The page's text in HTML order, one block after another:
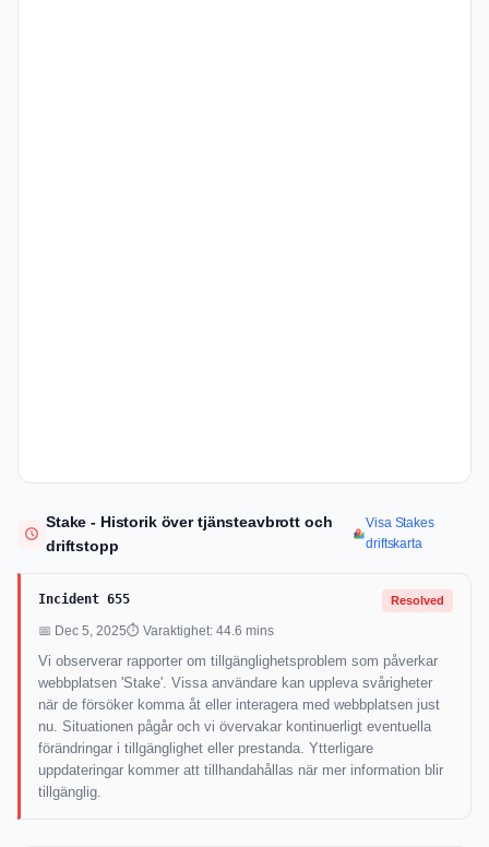
Stake - Historik över tjänsteavbrott och
driftstopp
Visa Stakes
driftskarta
Incident 655 Resolved
📅 Dec 5, 2025⏱ Varaktighet: 44.6 mins
Vi observerar rapporter om tillgänglighetsproblem som påverkar
webbplatsen 'Stake'. Vissa användare kan uppleva svårigheter
när de försöker komma åt eller interagera med webbplatsen just
nu. Situationen pågår och vi övervakar kontinuerligt eventuella
förändringar i tillgänglighet eller prestanda. Ytterligare
uppdateringar kommer att tillhandahållas när mer information blir
tillgänglig.